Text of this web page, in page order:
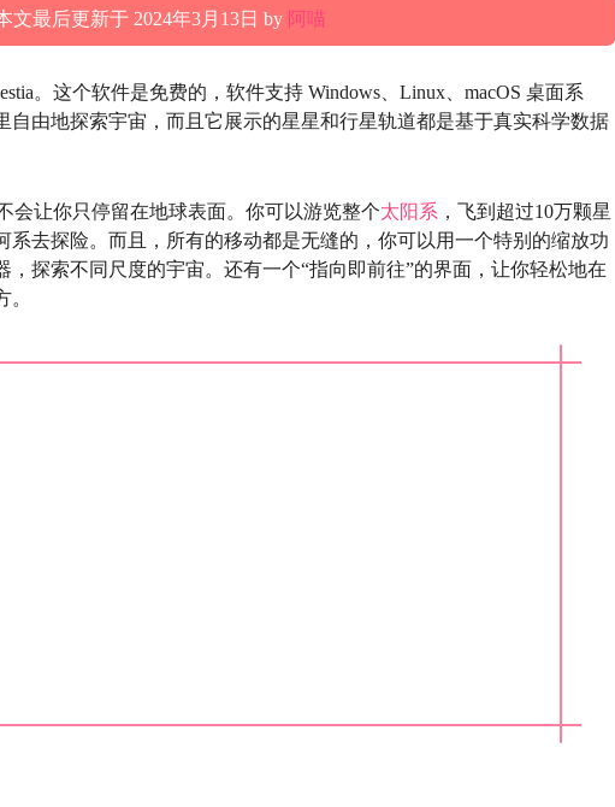
文最后更新于 2024年3月13日 by 阿喵
。这个软件是免费的，软件支持 Windows、Linux、macOS 桌面系
自由地探索宇宙，而且它展示的星星和行星轨道都是基于真实科学数据
会让你只停留在地球表面。你可以游览整个太阳系 ，飞到超过10万颗星
系去探险。而且，所有的移动都是无缝的，你可以用一个特别的缩放功
探索不同尺度的宇宙。还有一个“指向即前往”的界面，让你轻松地在